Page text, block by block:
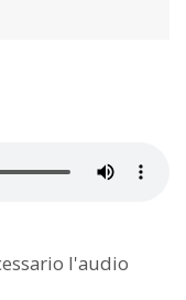
l'audio